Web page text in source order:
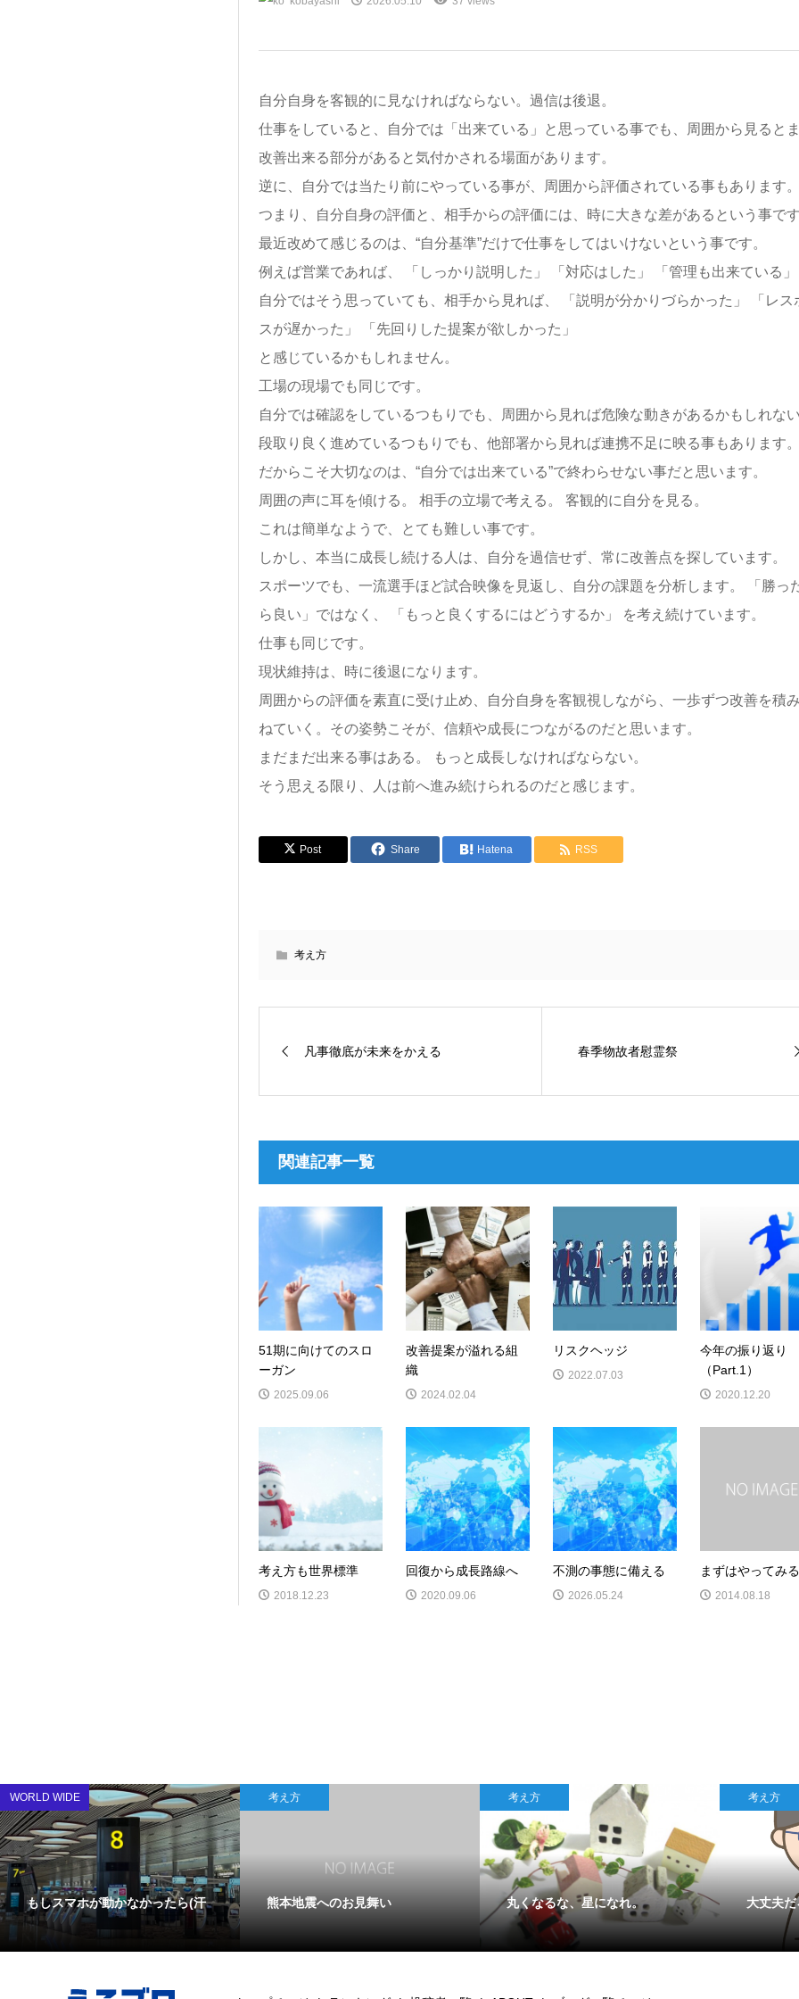
自分自身を客観的に見なければならない。過信は後退。
仕事をしていると、自分では「出来ている」と思っている事でも、周囲から見ると
改善出来る部分があると気付かされる場面があります。
逆に、自分では当たり前にやっている事が、周囲から評価されている事もあります
つまり、自分自身の評価と、相手からの評価には、時に大きな差があるという事で
最近改めて感じるのは、“自分基準”だけで仕事をしてはいけないという事です。
例えば営業であれば、 「しっかり説明した」 「対応はした」 「管理も出来ている」
自分ではそう思っていても、相手から見れば、 「説明が分かりづらかった」 「レス
スが遅かった」 「先回りした提案が欲しかった」
と感じているかもしれません。
工場の現場でも同じです。
自分では確認をしているつもりでも、周囲から見れば危険な動きがあるかもしれな
段取り良く進めているつもりでも、他部署から見れば連携不足に映る事もあります
だからこそ大切なのは、“自分では出来ている”で終わらせない事だと思います。
周囲の声に耳を傾ける。 相手の立場で考える。 客観的に自分を見る。
これは簡単なようで、とても難しい事です。
しかし、本当に成長し続ける人は、自分を過信せず、常に改善点を探しています。
スポーツでも、一流選手ほど試合映像を見返し、自分の課題を分析します。 「勝っ
ら良い」ではなく、 「もっと良くするにはどうするか」 を考え続けています。
仕事も同じです。
現状維持は、時に後退になります。
周囲からの評価を素直に受け止め、自分自身を客観視しながら、一歩ずつ改善を積
ねていく。その姿勢こそが、信頼や成長につながるのだと思います。
まだまだ出来る事はある。 もっと成長しなければならない。
そう思える限り、人は前へ進み続けられるのだと感じます。
Post Share Hatena RSS
考え方
凡事徹底が未来をかえる 春季物故者慰霊祭
関連記事一覧
51期に向けてのスロ
ーガン
2025.09.06
改善提案が溢れる組
織
2024.02.04
リスクヘッジ
2022.07.03
今年の振り返り
（Part.1）
2020.12.20
考え方も世界標準
2018.12.23
回復から成長路線へ
2020.09.06
不測の事態に備える
2026.05.24
まずはやってみ
2014.08.18
WORLD WIDE
もしスマホが動かなかったら(汗
考え方
熊本地震へのお見舞い
考え方
丸くなるな、星になれ。
考え方
大丈夫